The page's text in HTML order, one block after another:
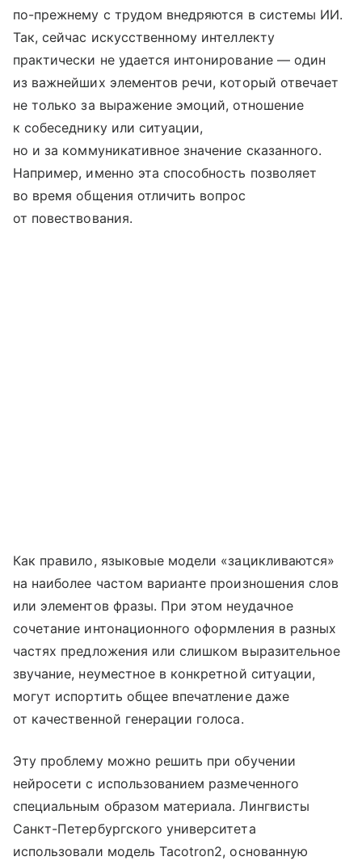
по-прежнему с трудом внедряются в системы ИИ.
Так, сейчас искусственному интеллекту
практически не удается интонирование — один
из важнейших элементов речи, который отвечает
не только за выражение эмоций, отношение
к собеседнику или ситуации,
но и за коммуникативное значение сказанного.
Например, именно эта способность позволяет
во время общения отличить вопрос
от повествования.
Как правило, языковые модели «зацикливаются»
на наиболее частом варианте произношения слов
или элементов фразы. При этом неудачное
сочетание интонационного оформления в разных
частях предложения или слишком выразительное
звучание, неуместное в конкретной ситуации,
могут испортить общее впечатление даже
от качественной генерации голоса.
Эту проблему можно решить при обучении
нейросети с использованием размеченного
специальным образом материала. Лингвисты
Санкт-Петербургского университета
использовали модель Tacotron2, основанную